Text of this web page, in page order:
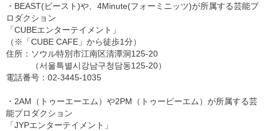
・BEAST(ビースト)や、4Minute(フォーミニッツ)が所属する芸能プ
ロダクション
「CUBEエンターテイメント」
（※「CUBE CAFE」から徒歩1分）
住所：ソウル特別市江南区清潭洞125-20
（서울특별시강남구청담동125-20）
電話番号：02-3445-1035
・2AM（トゥーエーエム）や2PM（トゥーピーエム）が所属する芸
能プロダクション
「JYPエンターテイメント」